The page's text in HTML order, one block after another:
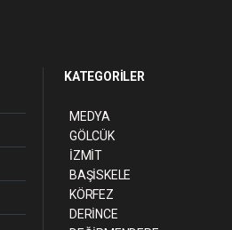
KATEGORİLER
MEDYA
GÖLCÜK
İZMİT
BAŞİSKELE
KÖRFEZ
DERİNCE